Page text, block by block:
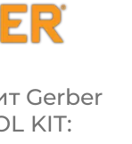
Gerber
KIT: